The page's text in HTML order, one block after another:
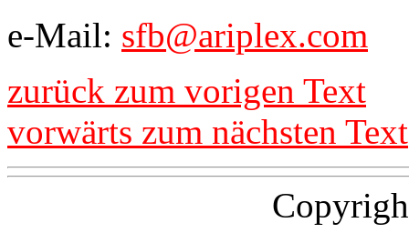
e-Mail: sfb@ariplex.com
zurück zum vorigen Text
vorwärts zum nächsten Text